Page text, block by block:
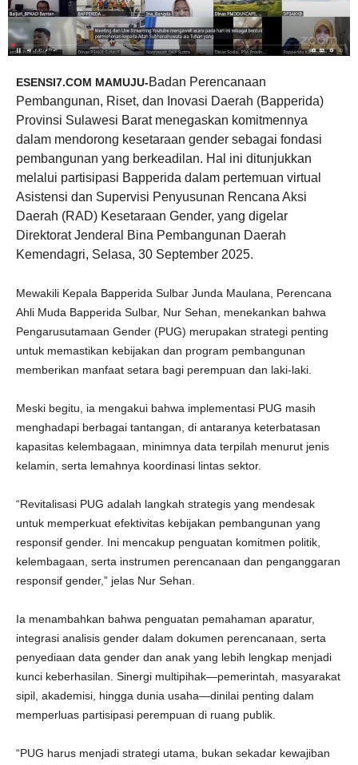
ESENSI7.COM MAMUJU-Badan Perencanaan
Pembangunan, Riset, dan Inovasi Daerah (Bapperida)
Provinsi Sulawesi Barat menegaskan komitmennya
dalam mendorong kesetaraan gender sebagai fondasi
pembangunan yang berkeadilan. Hal ini ditunjukkan
melalui partisipasi Bapperida dalam pertemuan virtual
Asistensi dan Supervisi Penyusunan Rencana Aksi
Daerah (RAD) Kesetaraan Gender, yang digelar
Direktorat Jenderal Bina Pembangunan Daerah
Kemendagri, Selasa, 30 September 2025.
Mewakili Kepala Bapperida Sulbar Junda Maulana, Perencana
Ahli Muda Bapperida Sulbar, Nur Sehan, menekankan bahwa
Pengarusutamaan Gender (PUG) merupakan strategi penting
untuk memastikan kebijakan dan program pembangunan
memberikan manfaat setara bagi perempuan dan laki-laki.
Meski begitu, ia mengakui bahwa implementasi PUG masih
menghadapi berbagai tantangan, di antaranya keterbatasan
kapasitas kelembagaan, minimnya data terpilah menurut jenis
kelamin, serta lemahnya koordinasi lintas sektor.
“Revitalisasi PUG adalah langkah strategis yang mendesak
untuk memperkuat efektivitas kebijakan pembangunan yang
responsif gender. Ini mencakup penguatan komitmen politik,
kelembagaan, serta instrumen perencanaan dan penganggaran
responsif gender,” jelas Nur Sehan.
Ia menambahkan bahwa penguatan pemahaman aparatur,
integrasi analisis gender dalam dokumen perencanaan, serta
penyediaan data gender dan anak yang lebih lengkap menjadi
kunci keberhasilan. Sinergi multipihak—pemerintah, masyarakat
sipil, akademisi, hingga dunia usaha—dinilai penting dalam
memperluas partisipasi perempuan di ruang publik.
“PUG harus menjadi strategi utama, bukan sekadar kewajiban